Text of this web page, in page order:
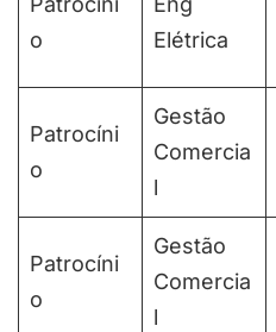
o
Elétrica
Patrocíni
o
Gestão
Comercia
l
Patrocíni
o
Gestão
Comercia
l